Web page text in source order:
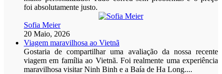
foi absolutamente justo.
Sofia Meier
20 Maio, 2026
Viagem maravilhosa ao Vietnã
Gostaria de compartilhar uma avaliação da nossa recente
viagem em família ao Vietnã. Foi realmente uma experiência
maravilhosa visitar Ninh Binh e a Baía de Ha Long....